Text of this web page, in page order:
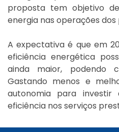
proposta tem objetivo
energia nas operações dos
A expectativa é que em
eficiência energética
ainda maior, podendo
Gastando menos e
autonomia para investir
eficiência nos serviços